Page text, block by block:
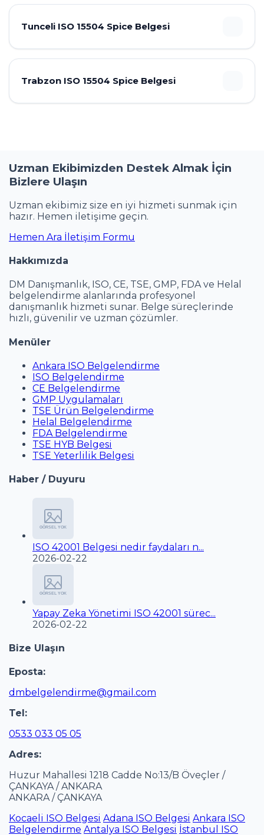
Tunceli ISO 15504 Spice Belgesi
Trabzon ISO 15504 Spice Belgesi
Uzman Ekibimizden Destek Almak İçin
Bizlere Ulaşın
Uzman ekibimiz size en iyi hizmeti sunmak için
hazır. Hemen iletişime geçin.
Hemen Ara İletişim Formu
Hakkımızda
DM Danışmanlık, ISO, CE, TSE, GMP, FDA ve Helal
belgelendirme alanlarında profesyonel
danışmanlık hizmeti sunar. Belge süreçlerinde
hızlı, güvenilir ve uzman çözümler.
Menüler
Ankara ISO Belgelendirme
ISO Belgelendirme
CE Belgelendirme
GMP Uygulamaları
TSE Ürün Belgelendirme
Helal Belgelendirme
FDA Belgelendirme
TSE HYB Belgesi
TSE Yeterlilik Belgesi
Haber / Duyuru
ISO 42001 Belgesi nedir faydaları n...
2026-02-22
Yapay Zeka Yönetimi ISO 42001 sürec...
2026-02-22
Bize Ulaşın
Eposta:
dmbelgelendirme@gmail.com
Tel:
0533 033 05 05
Adres:
Huzur Mahallesi 1218 Cadde No:13/B Öveçler /
ÇANKAYA / ANKARA
ANKARA / ÇANKAYA
Kocaeli ISO Belgesi Adana ISO Belgesi Ankara ISO
Belgelendirme Antalya ISO Belgesi İstanbul ISO